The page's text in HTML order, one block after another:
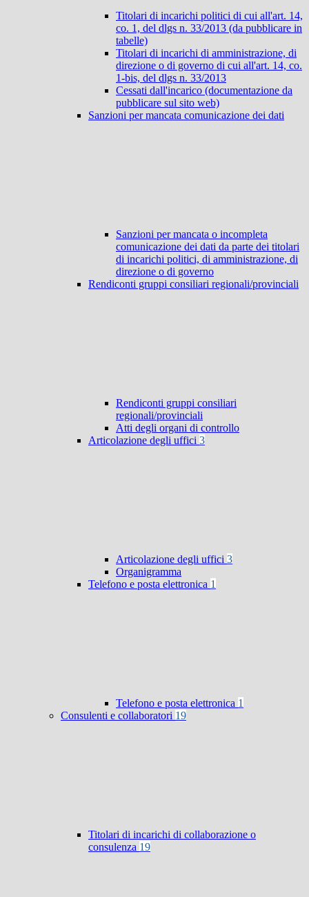
Titolari di incarichi politici di cui all'art. 14,
co. 1, del dlgs n. 33/2013 (da pubblicare in
tabelle)
Titolari di incarichi di amministrazione, di
direzione o di governo di cui all'art. 14, co.
1-bis, del dlgs n. 33/2013
Cessati dall'incarico (documentazione da
pubblicare sul sito web)
Sanzioni per mancata comunicazione dei dati
Sanzioni per mancata o incompleta
comunicazione dei dati da parte dei titolari
di incarichi politici, di amministrazione, di
direzione o di governo
Rendiconti gruppi consiliari regionali/provinciali
Rendiconti gruppi consiliari
regionali/provinciali
Atti degli organi di controllo
Articolazione degli uffici 3
Articolazione degli uffici 3
Organigramma
Telefono e posta elettronica 1
Telefono e posta elettronica 1
Consulenti e collaboratori 19
Titolari di incarichi di collaborazione o
consulenza 19